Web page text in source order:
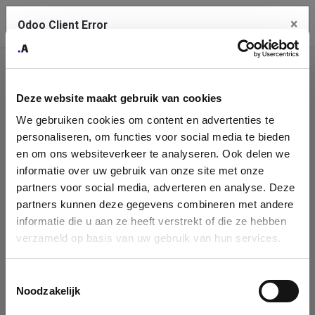
Deze website maakt gebruik van cookies
We gebruiken cookies om content en advertenties te
personaliseren, om functies voor social media te bieden
en om ons websiteverkeer te analyseren. Ook delen we
informatie over uw gebruik van onze site met onze
partners voor social media, adverteren en analyse. Deze
partners kunnen deze gegevens combineren met andere
informatie die u aan ze heeft verstrekt of die ze hebben
verzameld op basis van uw gebruik van hun services.
Noodzakelijk
Contact Us
Identification
Please fill in your company details
You can search a company in our database by name, VAT or
enterprise ID. When a company is selected it will auto-complete the
form. If you don't find your company in our database, you can create
a new company record with the button below.
Company Name
Search company by name or VAT/Enterprise ID
Name
Odoo Client Error ×
service.
See details
Ok